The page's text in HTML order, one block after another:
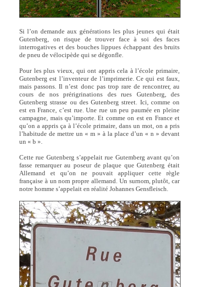
Si l’on demande aux générations les plus jeunes qui était
Gutenberg, on risque de trouver face à soi des faces
interrogatives et des bouches lippues échappant des bruits
de pneu de vélocipède qui se dégonfle.
Pour les plus vieux, qui ont appris cela à l’école primaire,
Gutenberg est l’inventeur de l’imprimerie. Ce qui est faux,
mais passons. Il n’est donc pas trop rare de rencontrer, au
cours de nos prérigrinations des rues Gutenberg, des
Gutenberg strasse ou des Gutenberg street. Ici, comme on
est en France, c’est rue. Une rue un peu paumée en pleine
campagne, mais qu’importe. Et comme on est en France et
qu’on a appris ça à l’école primaire, dans un mot, on a pris
l’habitude de mettre un « m » à la place d’un « n » devant
un « b ».
Cette rue Gutenberg s’appelait rue Gutemberg avant qu’on
fasse remarquer au poseur de plaque que Gutenberg était
Allemand et qu’on ne pouvait appliquer cette règle
française à un nom propre allemand. Un surnom, plutôt, car
notre homme s’appelait en réalité Johannes Gensfleisch.